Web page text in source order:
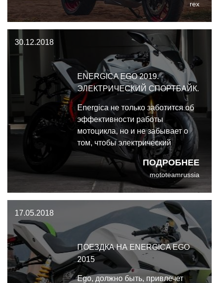
неказиста жизнь простого
электроциклиста.
rex
30.12.2018
ENERGICA EGO 2019.
ЭЛЕКТРИЧЕСКИЙ СПОРТБАЙК.
ПОДРОБНЕЕ
Energica не только заботится об
эффективности работы
мотоцикла, но и не забывает о
том, чтобы электрический
спортбайк Ego был похож на
бензиновые аналоги и мог сойти
за своего в толпе стритов или
спортов.
mototeamrussia
17.05.2018
ПОЕЗДКА НА ENERGICA EGO
2015
Ego, должно быть, привлечет